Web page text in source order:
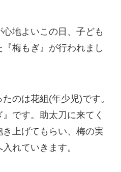
地よいこの日、子ども
梅もぎ』が行われまし
のは花組(年少児)です。
です。助太刀に来てく
上げてもらい、梅の実
れていきます。